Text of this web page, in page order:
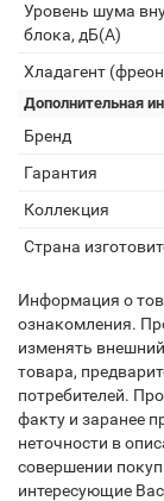
Уровень шума
блока, дБ(А)
Хладагент
Дополнительная
Бренд
Гарантия
Коллекция
Страна
Информация о
ознакомления.
изменять
товара,
потребителей.
факту и заранее
неточности в
совершении
интересующие